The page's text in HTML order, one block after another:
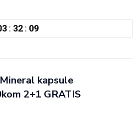
: 32 : 09
kapsule
2+1 GRATIS